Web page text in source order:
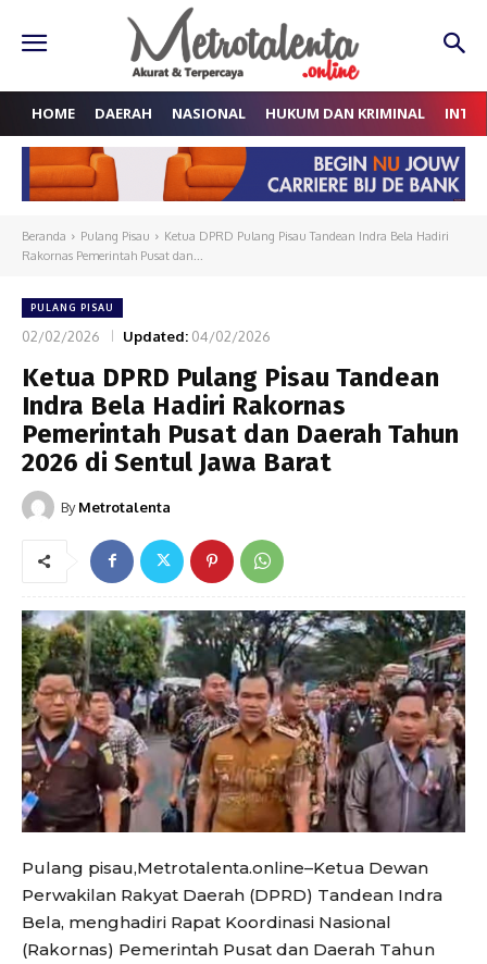
HOME DAERAH NASIONAL HUKUM DAN KRIMINAL
Beranda Pulang Pisau
Ketua DPRD Pulang Pisau Tandean Indra Bela Hadiri
Rakornas Pemerintah Pusat dan...
PULANG PISAU
02/02/2026 Updated: 04/02/2026
Ketua DPRD Pulang Pisau Tandean
Indra Bela Hadiri Rakornas
Pemerintah Pusat dan Daerah Tahun
2026 di Sentul Jawa Barat
By Metrotalenta
Pulang pisau,Metrotalenta.online–Ketua Dewan
Perwakilan Rakyat Daerah (DPRD) Tandean Indra
Bela, menghadiri Rapat Koordinasi Nasional
(Rakornas) Pemerintah Pusat dan Daerah Tahun